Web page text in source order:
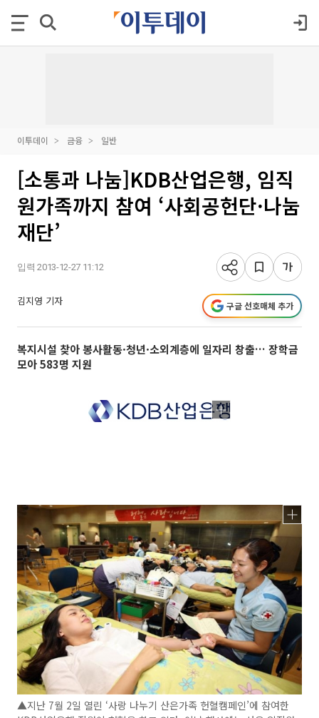
이투데이 금융 일반
[소통과 나눔]KDB산업은행, 임직
원가족까지 참여 ‘사회공헌단·나눔
재단’
입력 2013-12-27 11:12
김지영 기자 구글 선호매체 추가
복지시설 찾아 봉사활동·청년·소외계층에 일자리 창출… 장학금
모아 583명 지원
▲지난 7월 2일 열린 ‘사랑 나누기 산은가족 헌혈캠페인’에 참여한